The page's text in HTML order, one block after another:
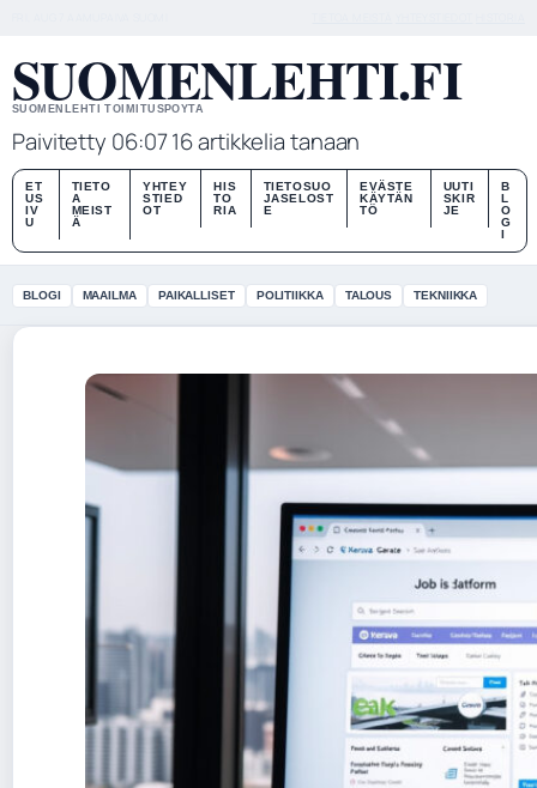
SUOMENLEHTI.FI
SUOMENLEHTI TOIMITUSPOYTA
Paivitetty 06:0716 artikkelia tanaan
ET
US
IV
U
TIETO
A
MEIST
Ä
YHTEY
STIED
OT
HIS
TO
RIA
TIETOSUO
JASELOST
E
EVÄSTE
KÄYTÄN
TÖ
UUTI
SKIR
JE
B
L
O
G
I
BLOGI MAAILMA PAIKALLISET POLITIIKKA TALOUS TEKNIIKKA